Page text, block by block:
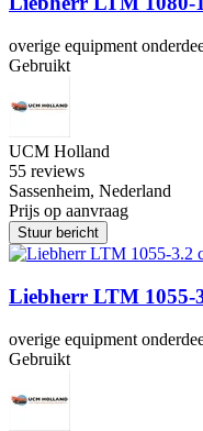
overige equipment
Gebruikt
UCM Holland
55 reviews
Sassenheim, Nederland
Prijs op aanvraag
Stuur bericht
Liebherr LTM 1055-
overige equipment
Gebruikt